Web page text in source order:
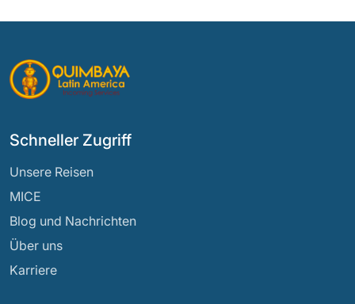
Schneller Zugriff
Unsere Reisen
MICE
Blog und Nachrichten
Über uns
Karriere